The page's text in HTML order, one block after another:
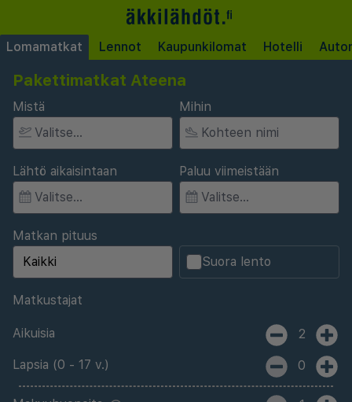
Lomamatkat Lennot Kaupunkilomat Hotelli
Pakettimatkat Ateena
Mistä Mihin
Lähtö aikaisintaan Paluu viimeistään
Matkan pituus
Suora lento
Matkustajat
Aikuisia 2
Lapsia (0 - 17 v.) 0